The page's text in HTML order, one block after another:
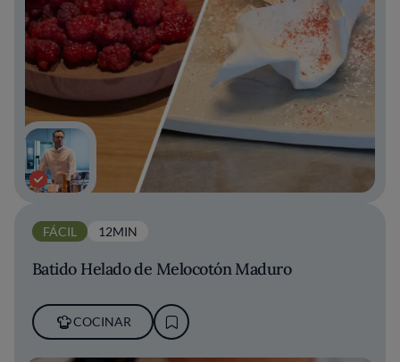
FÁCIL 12MIN
Batido Helado de Melocotón Maduro
COCINAR